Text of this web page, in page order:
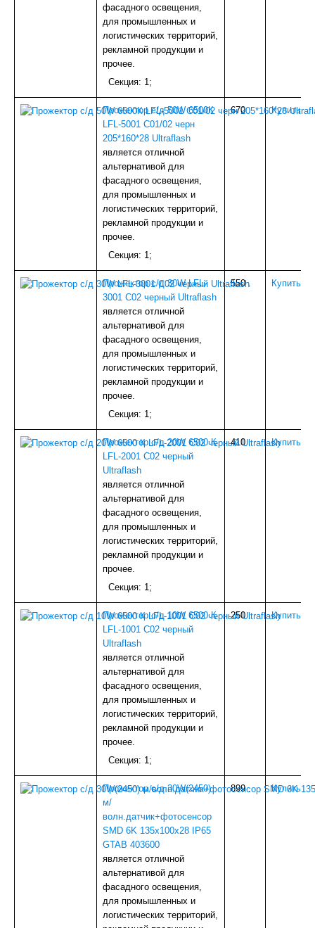
ЛИСТОВОЙ ГИПСОВЫЙ МАТЕРИАЛ
БЛОКИ ДЛЯ СТРОИТЕЛЬСТВА
Тюбинги, ледянки
Наши ПРОЕКТЫ
фасадного освещения,
для промышленных и
логистических территорий,
рекламной продукции и
прочее.
Секция: 1;
Прожектор с/д 50W 6500К
LFL-5001 C01/02 черн
205*160*28 Ultraflash
является отличной
альтернативой для
фасадного освещения,
для промышленных и
логистических территорий,
рекламной продукции и
прочее.
Секция: 1;
670 . Купить
Прожектор с/д 30W LFL-
3001 C02 черный Ultraflash
является отличной
альтернативой для
фасадного освещения,
для промышленных и
логистических территорий,
рекламной продукции и
прочее.
Секция: 1;
550 . Купить
Прожектор с/д 20W 6500 К
LFL-2001 C02 черный
Ultraflash
является отличной
альтернативой для
фасадного освещения,
для промышленных и
логистических территорий,
рекламной продукции и
прочее.
Секция: 1;
410 . Купить
Прожектор с/д 10W 6500 К
LFL-1001 C02 черный
Ultraflash
является отличной
альтернативой для
фасадного освещения,
для промышленных и
логистических территорий,
рекламной продукции и
прочее.
Секция: 1;
250 . Купить
Прожектор с/д 30W(2450)
м/
волн.датчик+фотосенсор
SMD 6K 135x100x28 IP65
GTAB 403600
является отличной
альтернативой для
фасадного освещения,
для промышленных и
логистических территорий,
899 . Купить